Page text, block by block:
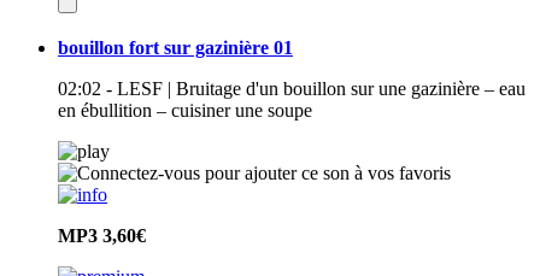
bouillon fort sur gazinière 01
02:02 - LESF | Bruitage d'un bouillon sur une gazinière – eau
en ébullition – cuisiner une soupe
MP3 3,60€